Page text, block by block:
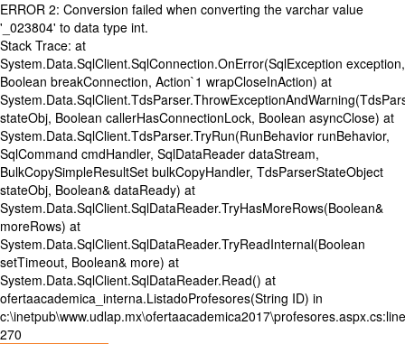
ERROR 2: Conversion failed when converting the varchar value
'_023804' to data type int.
Stack Trace: at
System.Data.SqlClient.SqlConnection.OnError(SqlException exception,
Boolean breakConnection, Action`1 wrapCloseInAction) at
stateObj, Boolean callerHasConnectionLock, Boolean asyncClose) at
System.Data.SqlClient.TdsParser.TryRun(RunBehavior runBehavior,
SqlCommand cmdHandler, SqlDataReader dataStream,
BulkCopySimpleResultSet bulkCopyHandler, TdsParserStateObject
stateObj, Boolean& dataReady) at
System.Data.SqlClient.SqlDataReader.TryHasMoreRows(Boolean&
moreRows) at
System.Data.SqlClient.SqlDataReader.TryReadInternal(Boolean
setTimeout, Boolean& more) at
System.Data.SqlClient.SqlDataReader.Read() at
ofertaacademica_interna.ListadoProfesores(String ID) in
c:\inetpub\www.udlap.mx\ofertaacademica2017\profesores.aspx.cs:line
270